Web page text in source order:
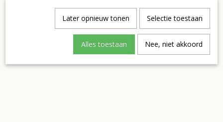
0,02 Kg
Ook interessant
Later opnieuw tonen Selectie toestaan
Alles toestaan Nee, niet akkoord